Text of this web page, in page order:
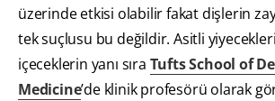
üzerinde etkisi olabilir fakat dişlerin
tek suçlusu bu değildir. Asitli
içeceklerin yanı sıra Tufts School of
Medicine’de klinik profesörü olarak